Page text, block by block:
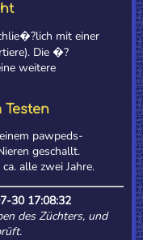
mit einer
Die �?
weitere
Testen
pawpeds-
geschallt.
alle zwei Jahre.
30 17:08:32
des Züchters, und